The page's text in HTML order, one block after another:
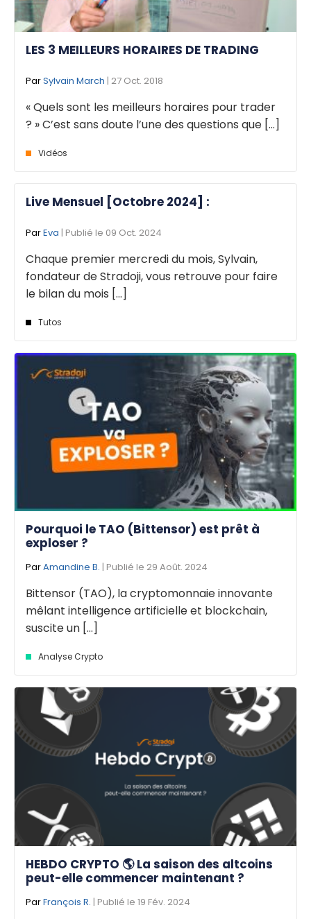
LES 3 MEILLEURS HORAIRES DE TRADING
ParSylvain March | 27 Oct. 2018
« Quels sont les meilleurs horaires pour trader
? » C’est sans doute l’une des questions que [...]
Vidéos
Live Mensuel [Octobre 2024] :
ParEva | Publié le 09 Oct. 2024
Chaque premier mercredi du mois, Sylvain,
fondateur de Stradoji, vous retrouve pour faire
le bilan du mois [...]
Tutos
Pourquoi le TAO (Bittensor) est prêt à
exploser ?
ParAmandine B. | Publié le 29 Août. 2024
Bittensor (TAO), la cryptomonnaie innovante
mêlant intelligence artificielle et blockchain,
suscite un [...]
Analyse Crypto
HEBDO CRYPTO 🌎 La saison des altcoins
peut-elle commencer maintenant ?
ParFrançois R. | Publié le 19 Fév. 2024